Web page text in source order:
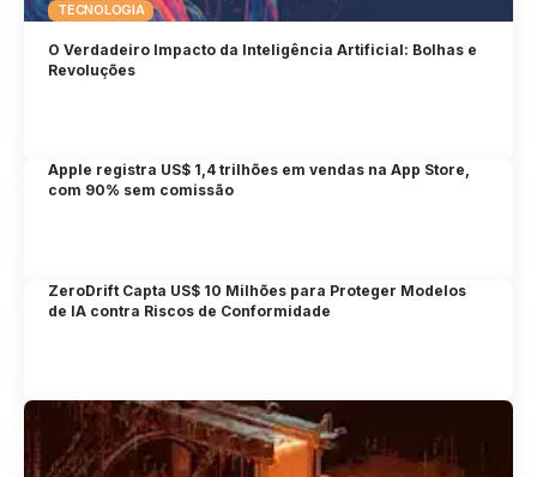
TECNOLOGIA
O Verdadeiro Impacto da Inteligência Artificial: Bolhas e
Revoluções
Apple registra US$ 1,4 trilhões em vendas na App Store,
com 90% sem comissão
ZeroDrift Capta US$ 10 Milhões para Proteger Modelos
de IA contra Riscos de Conformidade